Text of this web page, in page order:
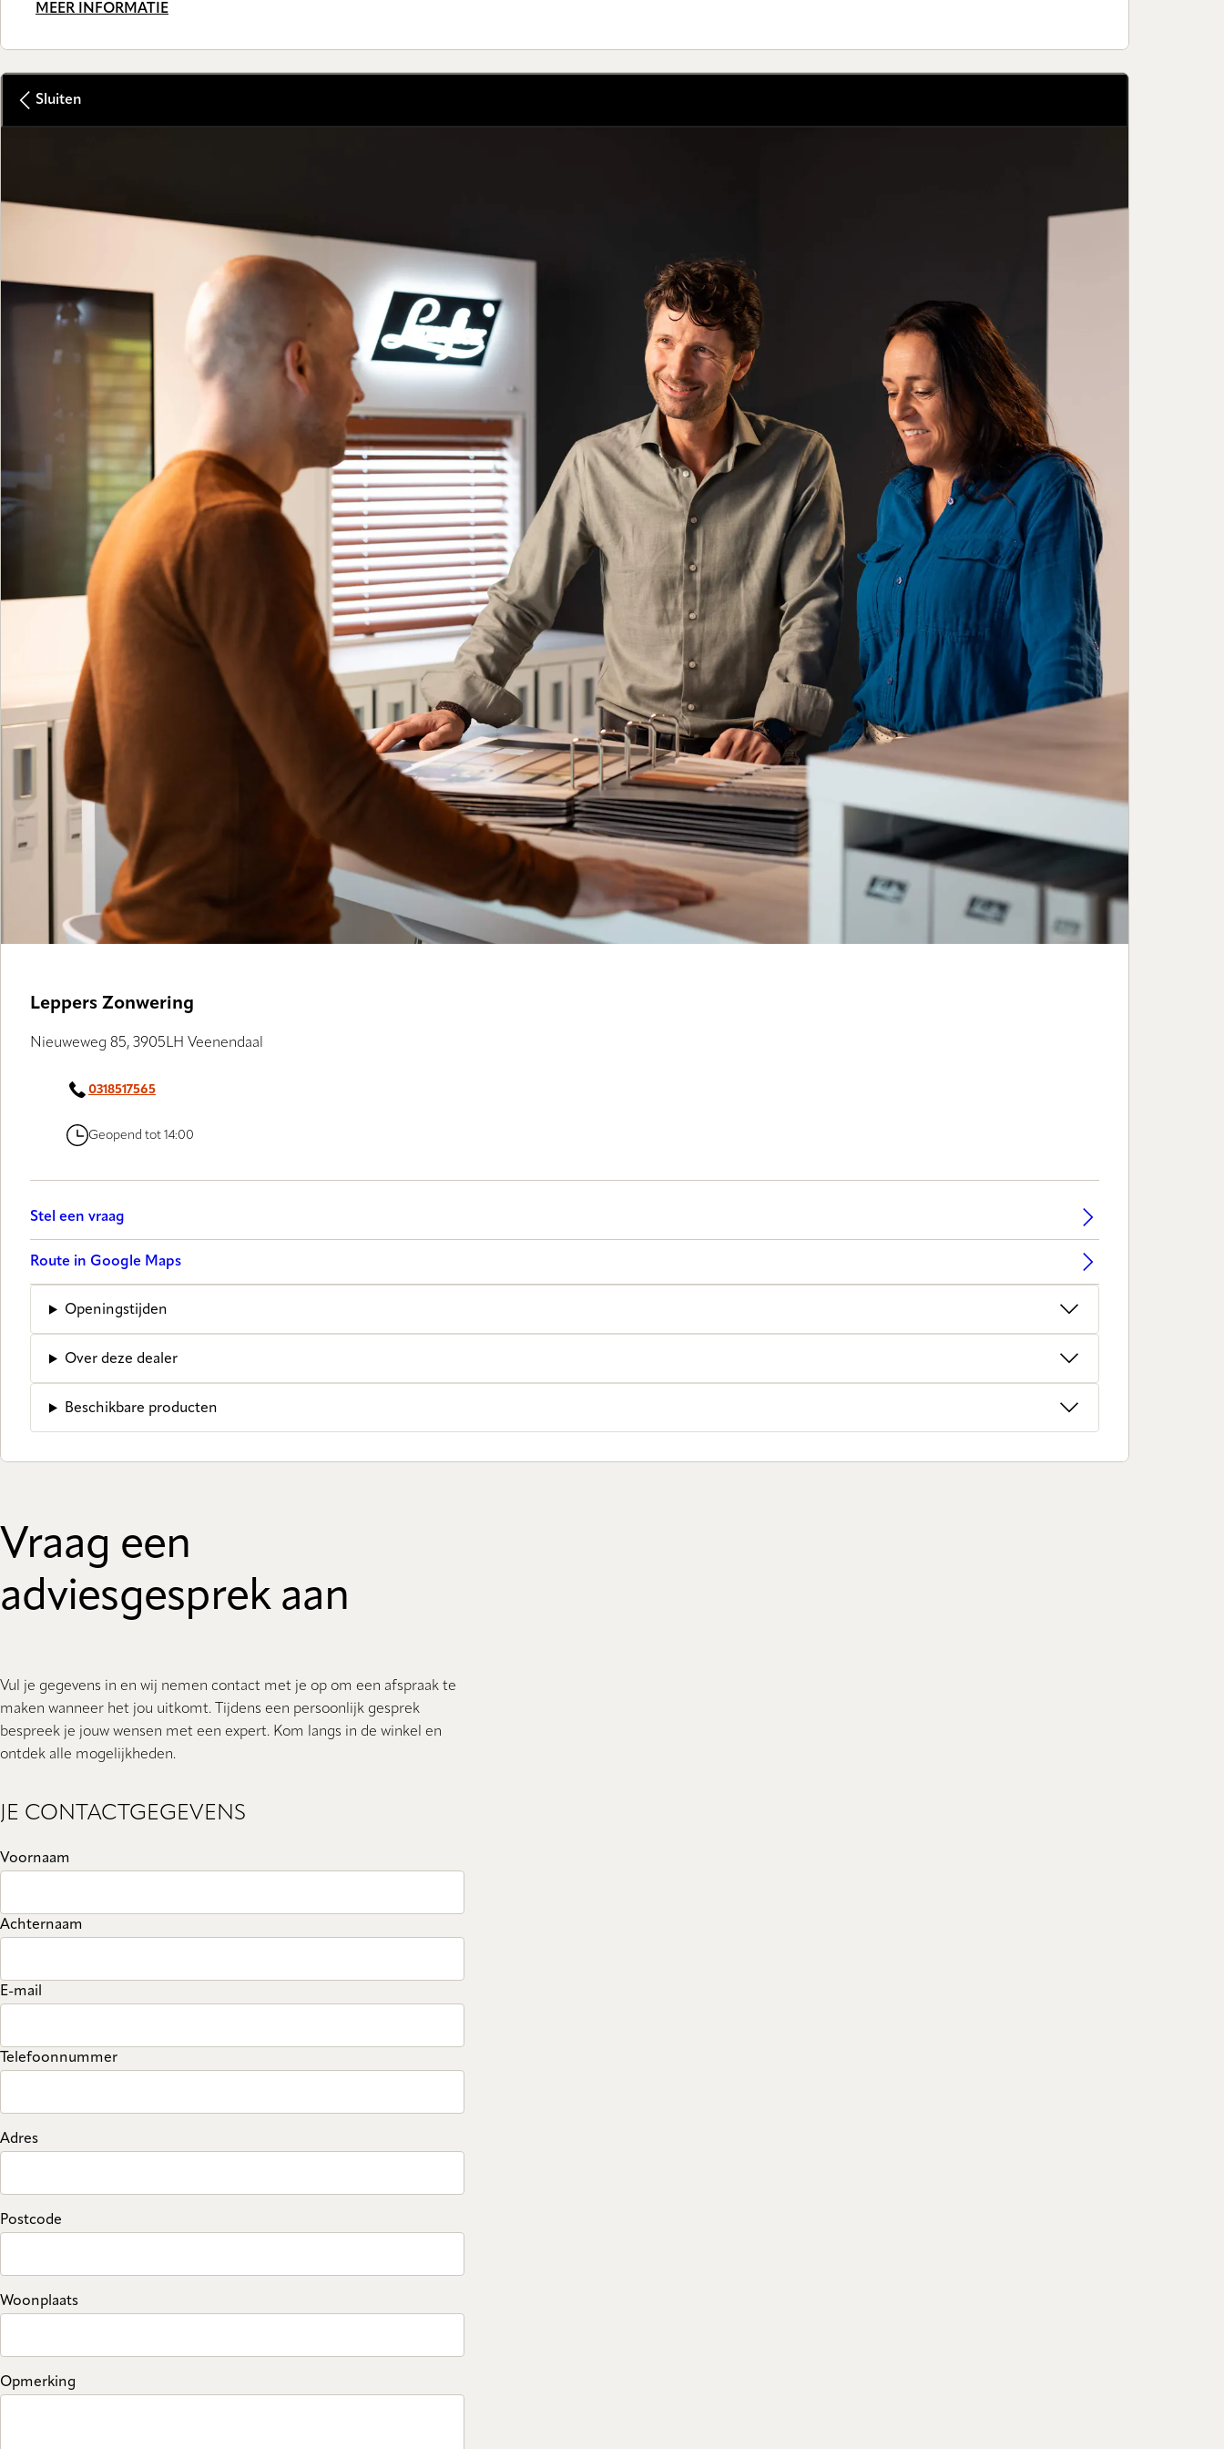
MEER INFORMATIE
Sluiten
Leppers Zonwering
Nieuweweg 85, 3905LH Veenendaal
0318517565
Geopend tot 14:00
Stel een vraag
Route in Google Maps
Openingstijden
Over deze dealer
Beschikbare producten
Vraag een
adviesgesprek aan
Vul je gegevens in en wij nemen contact met je op om een afspraak te
maken wanneer het jou uitkomt. Tijdens een persoonlijk gesprek
bespreek je jouw wensen met een expert. Kom langs in de winkel en
ontdek alle mogelijkheden.
JE CONTACTGEGEVENS
Voornaam
Achternaam
E-mail
Telefoonnummer
Adres
Postcode
Woonplaats
Opmerking